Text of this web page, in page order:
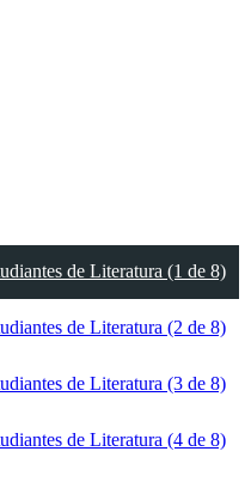
de Literatura (1 de 8)
de Literatura (2 de 8)
de Literatura (3 de 8)
de Literatura (4 de 8)